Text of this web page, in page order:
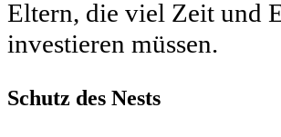
Eltern, die viel Zeit und
investieren müssen.
Schutz des Nests